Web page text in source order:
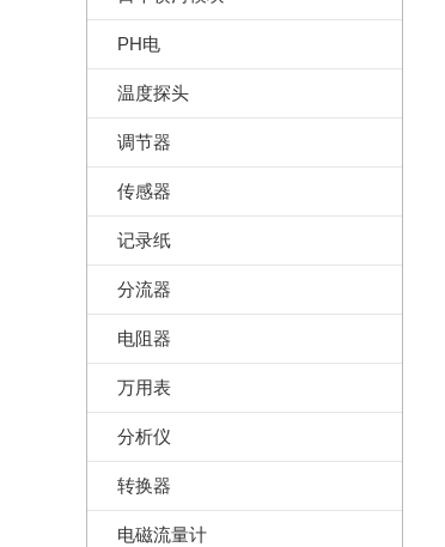
PH电
温度探头
调节器
传感器
记录纸
分流器
电阻器
万用表
分析仪
转换器
电磁流量计